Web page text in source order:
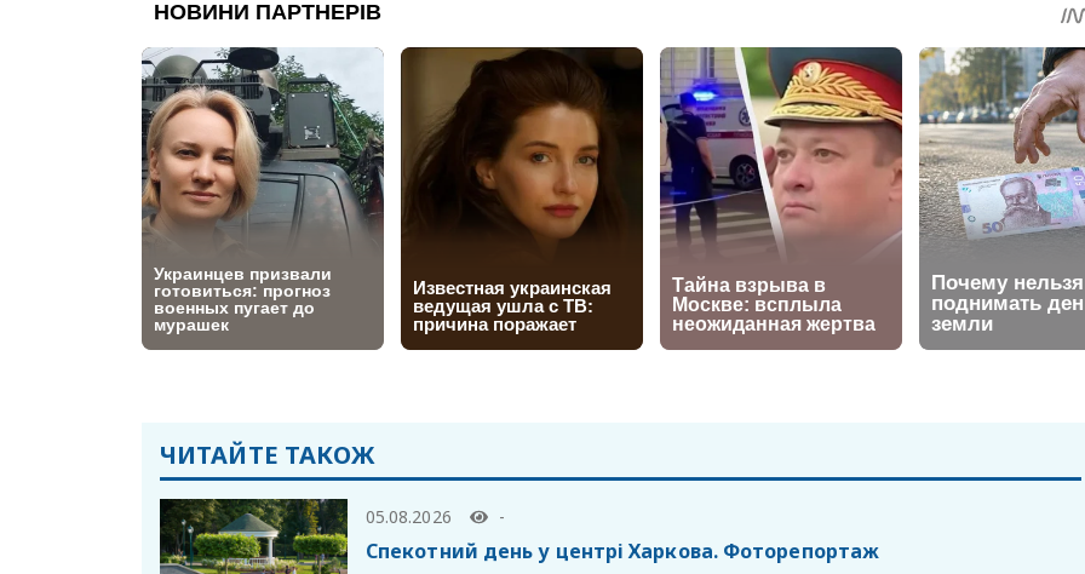
ЧИТАЙТЕ ТАКОЖ
05.08.2026 -
Спекотний день у центрі Харкова. Фоторепортаж